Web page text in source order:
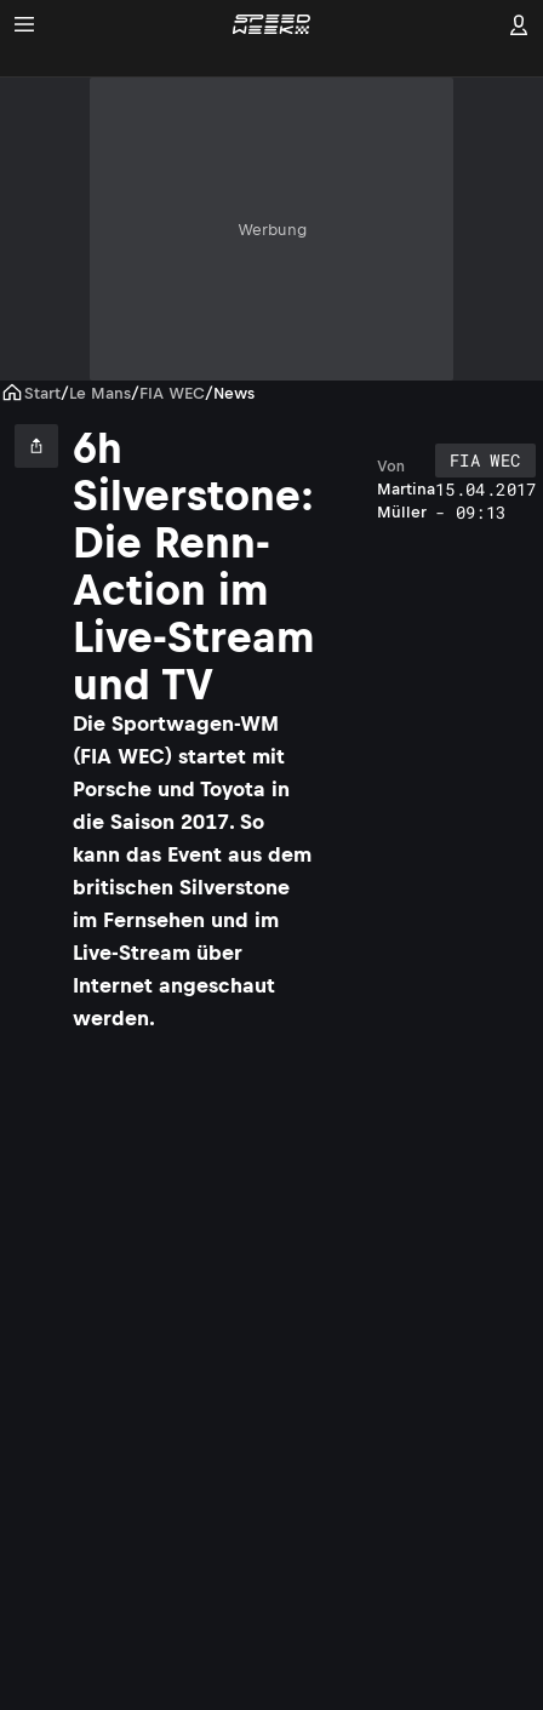
Werbung
Start/Le Mans/FIA WEC/News
6h
Silverstone:
Die Renn-
Action im
Live-Stream
und TV
Die Sportwagen-WM
(FIA WEC) startet mit
Porsche und Toyota in
die Saison 2017. So
kann das Event aus dem
britischen Silverstone
im Fernsehen und im
Live-Stream über
Internet angeschaut
werden.
Martina
Müller
Von
FIA WEC
15.04.2017
- 09:13